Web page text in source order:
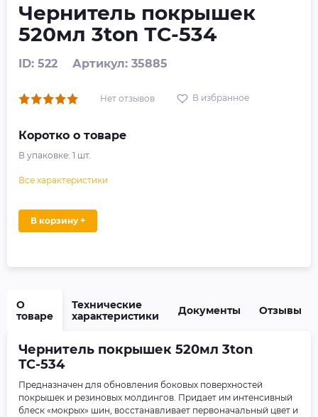
Чернитель покрышек
520мл 3ton ТС-534
ID: 522 Артикул: 35885
Нет отзывов В избранное
Коротко о товаре
В упаковке: 1 шт.
Все характеристики
В корзину +
О
товаре
Технические
характеристики
Документы Отзывы
Чернитель покрышек 520мл 3ton
ТС-534
Предназначен для обновления боковых поверхностей
покрышек и резиновых молдингов. Придает им интенсивный
блеск «мокрых» шин, восстанавливает первоначальный цвет и